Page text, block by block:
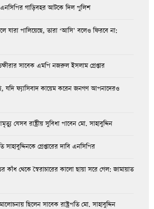
এনসিপির গাড়িবহর আটকে দিল পুলিশ
যারা পালিয়েছে, তারা ‘আসি’ বলেও ফিরবে না:
সাবেক এমপি নজরুল ইসলাম গ্রেপ্তার
যদি ফ্যাসিবাদ কায়েম করেন জনগণ আপনাদেরও
যেসব রাষ্ট্রীয় সুবিধা পাবেন মো. সাহাবুদ্দিন
সাহাবুদ্দিনকে গ্রেপ্তারের দাবি এনসিপির
কাঁধ থেকে স্বৈরাচারের কালো ছায়া সরে গেল: জামায়াত
ছিলেন সাবেক রাষ্ট্রপতি মো. সাহাবুদ্দিন